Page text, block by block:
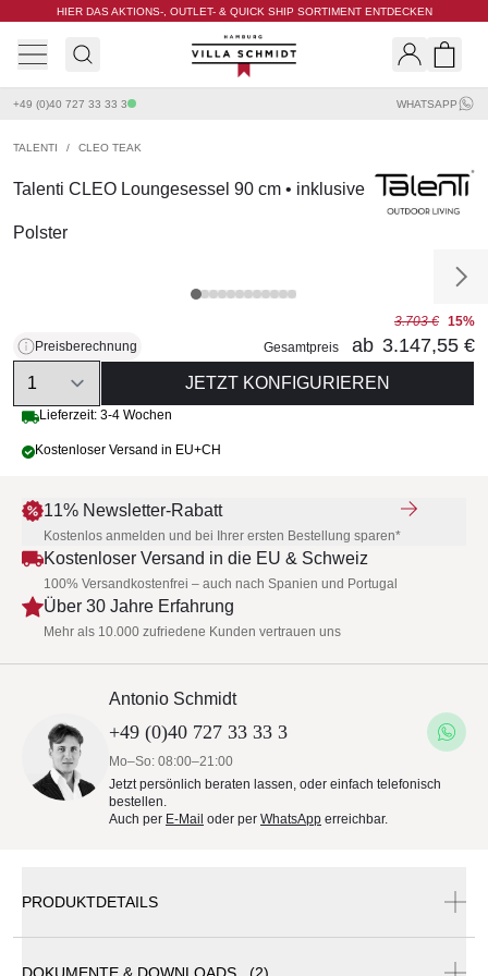
HIER DAS AKTIONS-, OUTLET- & QUICK SHIP SORTIMENT ENTDECKEN
Villa Schmidt
+49 (0)40 727 33 33 3 WHATSAPP
TALENTI / CLEO TEAK
Talenti CLEO Loungesessel 90 cm • inklusive
Polster
Preisberechnung
3.703 € 15%
Gesamtpreis
ab 3.147,55 €
Quantity
JETZT KONFIGURIEREN
Lieferzeit: 3-4 Wochen
Kostenloser Versand in EU+CH
11% Newsletter-Rabatt
Kostenlos anmelden und bei Ihrer ersten Bestellung sparen*
Kostenloser Versand in die EU & Schweiz
100% Versandkostenfrei – auch nach Spanien und Portugal
Über 30 Jahre Erfahrung
Mehr als 10.000 zufriedene Kunden vertrauen uns
Antonio Schmidt
+49 (0)40 727 33 33 3
Mo–So: 08:00–21:00
Jetzt persönlich beraten lassen, oder einfach telefonisch
bestellen.
Auch per E-Mail oder per WhatsApp erreichbar.
PRODUKTDETAILS
DOKUMENTE & DOWNLOADS (2)